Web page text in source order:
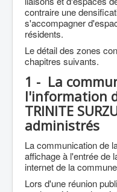
contraire une
s'accompagner
résidents.
Le détail des zones
chapitres suivants.
1 - La
l'information
TRINITE
administrés
La communication de
affichage à l'entrée de
internet de la
Lors d'une réunion